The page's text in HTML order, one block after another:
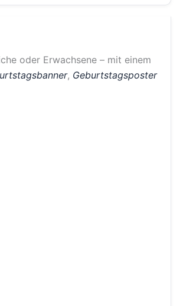
oder Erwachsene – mit einem
, Geburtstagsposter